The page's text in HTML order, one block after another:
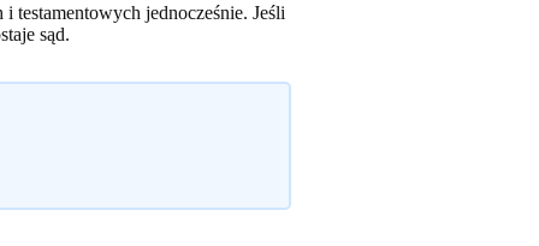
jednocześnie. Jeśli
sąd.